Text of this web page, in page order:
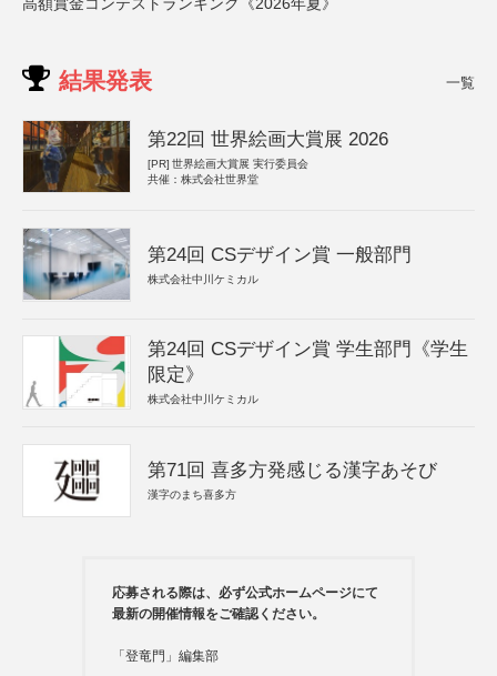
結果発表 一覧
第22回 世界絵画大賞展 2026
[PR] 世界絵画大賞展 実行委員会
共催：株式会社世界堂
第24回 CSデザイン賞 一般部門
株式会社中川ケミカル
第24回 CSデザイン賞 学生部門《学生
限定》
株式会社中川ケミカル
第71回 喜多方発感じる漢字あそび
漢字のまち喜多方
応募される際は、必ず公式ホームページにて
最新の開催情報をご確認ください。
「登竜門」編集部